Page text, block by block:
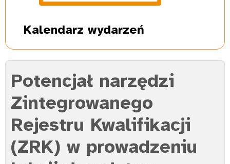
Kalendarz wydarzeń
Potencjał narzędzi
Zintegrowanego
Rejestru Kwalifikacji
(ZRK) w prowadzeniu